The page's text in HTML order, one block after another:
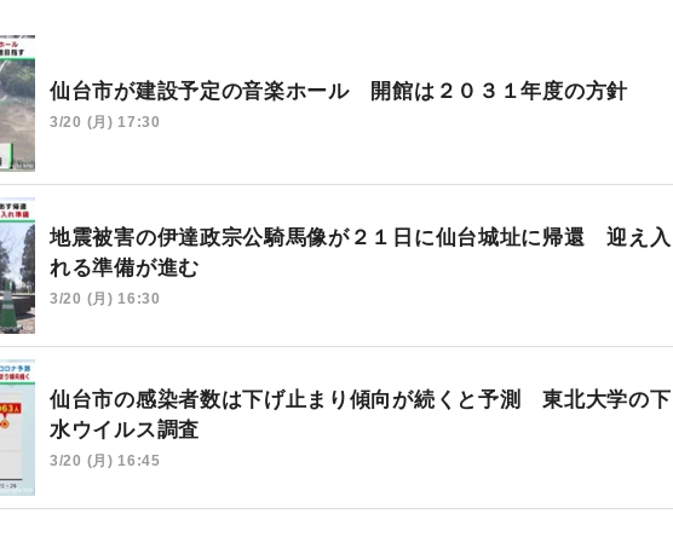
仙台市が建設予定の音楽ホール 開館は２０３１年度の方針
3/20 (月) 17:30
地震被害の伊達政宗公騎馬像が２１日に仙台城址に帰還 迎え入
れる準備が進む
3/20 (月) 16:30
仙台市の感染者数は下げ止まり傾向が続くと予測 東北大学の下
水ウイルス調査
3/20 (月) 16:45